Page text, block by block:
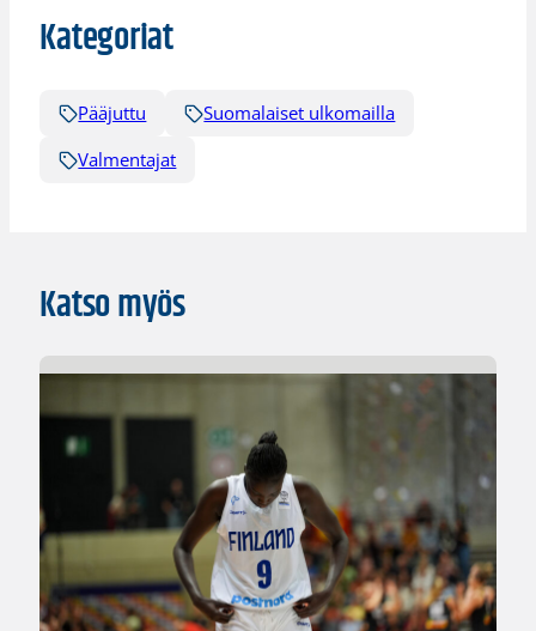
Kategoriat
Pääjuttu
Suomalaiset ulkomailla
Valmentajat
Katso myös